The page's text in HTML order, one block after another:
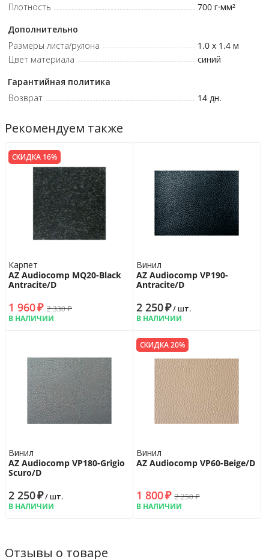
Плотность
700 г·мм²
Дополнительно
Размеры листа/рулона
1.0 x 1.4 м
Цвет материала
синий
Гарантийная политика
Возврат
14 дн.
Рекомендуем также
СКИДКА 16%
Карпет
AZ Audiocomp MQ20-Black
Antracite/D
1 960₽ 2 330₽
В НАЛИЧИИ
Винил
AZ Audiocomp VP190-
Antracite/D
2 250₽/ шт.
В НАЛИЧИИ
Винил
AZ Audiocomp VP180-Grigio
Scuro/D
2 250₽/ шт.
В НАЛИЧИИ
СКИДКА 20%
Винил
AZ Audiocomp VP60-Beige/D
1 800₽ 2 250₽
В НАЛИЧИИ
Отзывы о товаре